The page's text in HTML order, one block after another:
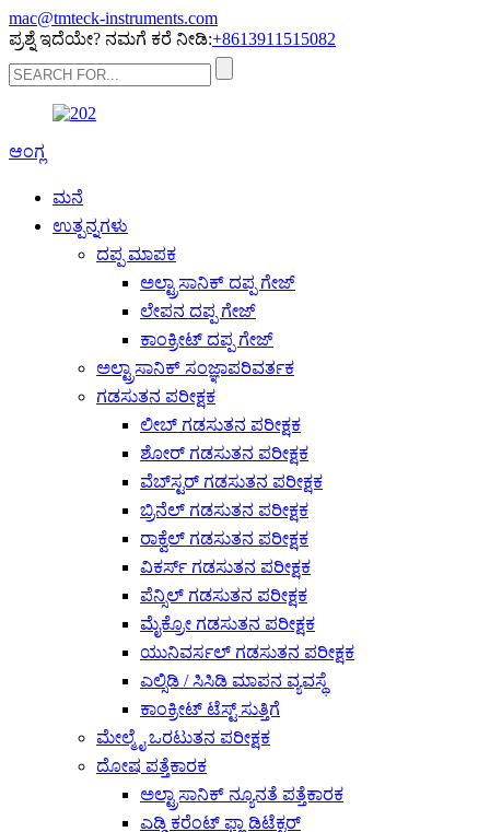
mac@tmteck-instruments.com
ಪ್ರಶ್ನೆ ಇದೆಯೇ? ನಮಗೆ ಕರೆ ನೀಡಿ:+8613911515082
ಆಂಗ್ಲ
ಮನೆ
ಉತ್ಪನ್ನಗಳು
ದಪ್ಪ ಮಾಪಕ
ಅಲ್ಟ್ರಾಸಾನಿಕ್ ದಪ್ಪ ಗೇಜ್
ಲೇಪನ ದಪ್ಪ ಗೇಜ್
ಕಾಂಕ್ರೀಟ್ ದಪ್ಪ ಗೇಜ್
ಅಲ್ಟ್ರಾಸಾನಿಕ್ ಸಂಜ್ಞಾಪರಿವರ್ತಕ
ಗಡಸುತನ ಪರೀಕ್ಷಕ
ಲೀಬ್ ಗಡಸುತನ ಪರೀಕ್ಷಕ
ಶೋರ್ ಗಡಸುತನ ಪರೀಕ್ಷಕ
ವೆಬ್‌ಸ್ಟರ್ ಗಡಸುತನ ಪರೀಕ್ಷಕ
ಬ್ರಿನೆಲ್ ಗಡಸುತನ ಪರೀಕ್ಷಕ
ರಾಕ್ವೆಲ್ ಗಡಸುತನ ಪರೀಕ್ಷಕ
ವಿಕರ್ಸ್ ಗಡಸುತನ ಪರೀಕ್ಷಕ
ಪೆನ್ಸಿಲ್ ಗಡಸುತನ ಪರೀಕ್ಷಕ
ಮೈಕ್ರೋ ಗಡಸುತನ ಪರೀಕ್ಷಕ
ಯುನಿವರ್ಸಲ್ ಗಡಸುತನ ಪರೀಕ್ಷಕ
ಎಲ್ಸಿಡಿ / ಸಿಸಿಡಿ ಮಾಪನ ವ್ಯವಸ್ಥೆ
ಕಾಂಕ್ರೀಟ್ ಟೆಸ್ಟ್ ಸುತ್ತಿಗೆ
ಮೇಲ್ಮೈ ಒರಟುತನ ಪರೀಕ್ಷಕ
ದೋಷ ಪತ್ತೆಕಾರಕ
ಅಲ್ಟ್ರಾಸಾನಿಕ್ ನ್ಯೂನತೆ ಪತ್ತೆಕಾರಕ
ಎಡ್ಡಿ ಕರೆಂಟ್ ಫ್ಲಾ ಡಿಟೆಕ್ಟರ್